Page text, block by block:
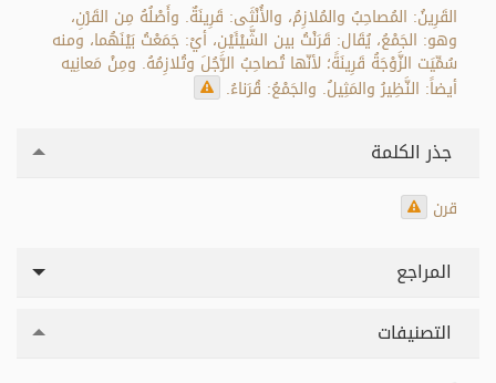
القَرِينُ: المُصاحِبُ والمُلازِمُ، والأُنْثَى: قَرِينَةٌ. وأَصْلُهُ مِن القَرْنِ،
وهو: الجَمْعُ، يُقَال: قَرَنْتُ بين الشَّيْئَيْنِ، أيْ: جَمَعْتُ بَيْنَهُما، ومنه
سُمِّيَت الزَّوْجَةُ قَرِينَةً؛ لأنّها تُصاحِبُ الرَّجُلَ وتُلازِمُهُ. ومِنْ مَعانِيه
أيضاً: النَّظِيرُ والمَثِيلُ. والجَمْعُ: قُرَناءُ.
جذر الكلمة
قرن
المراجع
التصنيفات